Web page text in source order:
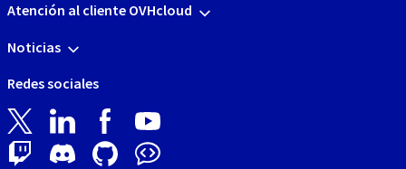
Atención al cliente OVHcloud
Noticias
Redes sociales